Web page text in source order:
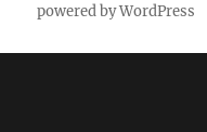
powered by WordPress